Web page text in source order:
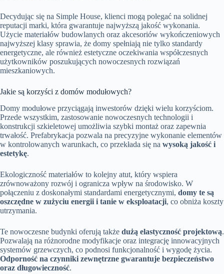
Decydując się na Simple House, klienci mogą polegać na solidnej
reputacji marki, która gwarantuje najwyższą jakość wykonania.
Użycie materiałów budowlanych oraz akcesoriów wykończeniowych
najwyższej klasy sprawia, że domy spełniają nie tylko standardy
energetyczne, ale również estetyczne oczekiwania współczesnych
użytkowników poszukujących nowoczesnych rozwiązań
mieszkaniowych.
Jakie są korzyści z domów modułowych?
Domy modułowe przyciągają inwestorów dzięki wielu korzyściom.
Przede wszystkim, zastosowanie nowoczesnych technologii i
konstrukcji szkieletowej umożliwia szybki montaż oraz zapewnia
trwałość. Prefabrykacja pozwala na precyzyjne wykonanie elementów
w kontrolowanych warunkach, co przekłada się na wysoką jakość i
estetykę.
Ekologiczność materiałów to kolejny atut, który wspiera
zrównoważony rozwój i ogranicza wpływ na środowisko. W
połączeniu z doskonałymi standardami energetycznymi, domy te są
oszczędne w zużyciu energii i tanie w eksploatacji, co obniża koszty
utrzymania.
Te nowoczesne budynki oferują także dużą elastyczność projektową.
Pozwalają na różnorodne modyfikacje oraz integrację innowacyjnych
systemów grzewczych, co podnosi funkcjonalność i wygodę życia.
Odporność na czynniki zewnętrzne gwarantuje bezpieczeństwo
oraz długowieczność.